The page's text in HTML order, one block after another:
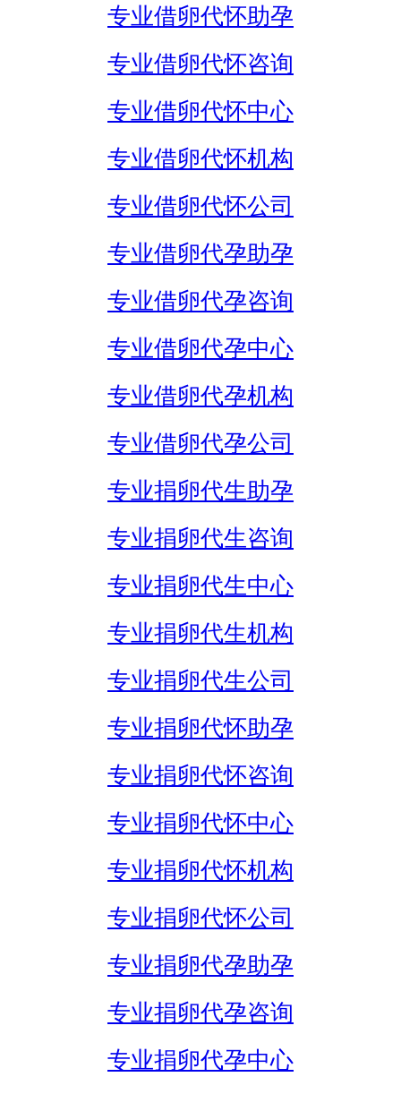
专业借卵代怀助孕
专业借卵代怀咨询
专业借卵代怀中心
专业借卵代怀机构
专业借卵代怀公司
专业借卵代孕助孕
专业借卵代孕咨询
专业借卵代孕中心
专业借卵代孕机构
专业借卵代孕公司
专业捐卵代生助孕
专业捐卵代生咨询
专业捐卵代生中心
专业捐卵代生机构
专业捐卵代生公司
专业捐卵代怀助孕
专业捐卵代怀咨询
专业捐卵代怀中心
专业捐卵代怀机构
专业捐卵代怀公司
专业捐卵代孕助孕
专业捐卵代孕咨询
专业捐卵代孕中心